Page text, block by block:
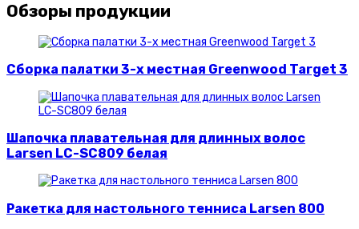
Обзоры продукции
Сборка палатки 3-х местная Greenwood Target 3
Шапочка плавательная для длинных волос
Larsen LC-SC809 белая
Ракетка для настольного тенниса Larsen 800